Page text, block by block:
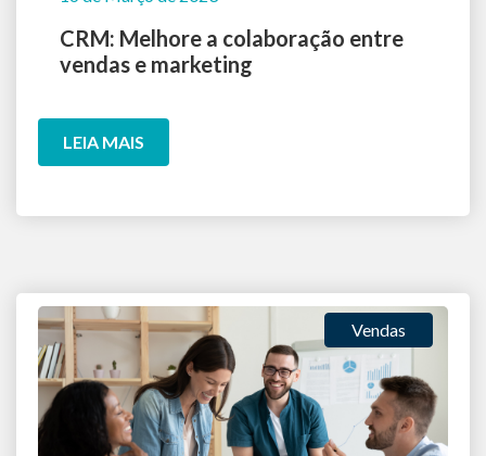
CRM: Melhore a colaboração entre
vendas e marketing
LEIA MAIS
Vendas